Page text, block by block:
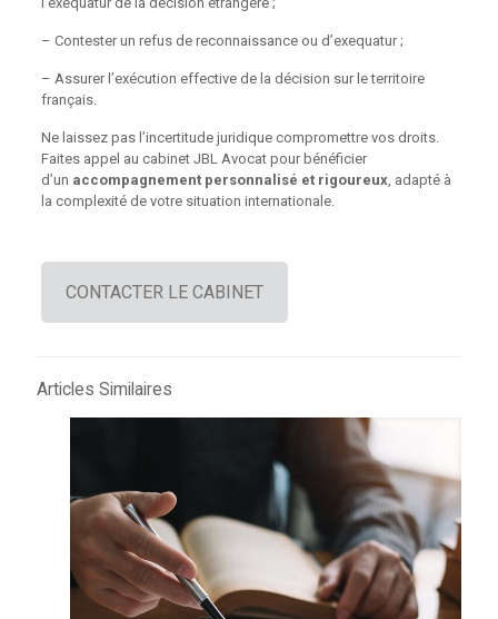
– Contester un refus de reconnaissance ou d’exequatur ;
– Assurer l’exécution effective de la décision sur le territoire
français.
Ne laissez pas l’incertitude juridique compromettre vos droits.
Faites appel au cabinet JBL Avocat pour bénéficier
d’un accompagnement personnalisé et rigoureux, adapté à
la complexité de votre situation internationale.
CONTACTER LE CABINET
Articles Similaires